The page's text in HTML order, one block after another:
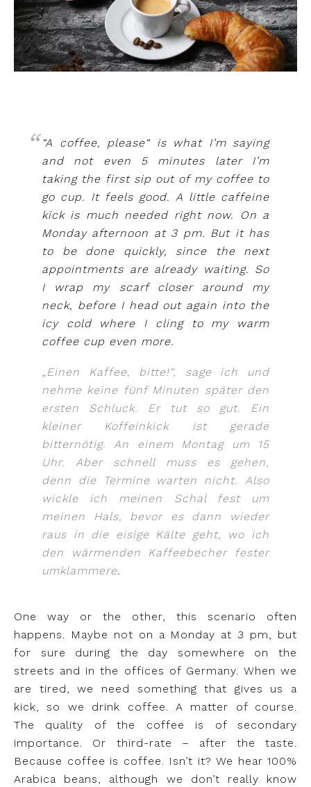
“A coffee, please“ is what I’m saying
and not even 5 minutes later I’m
taking the first sip out of my coffee to
go cup. It feels good. A little caffeine
kick is much needed right now. On a
Monday afternoon at 3 pm. But it has
to be done quickly, since the next
appointments are already waiting. So
I wrap my scarf closer around my
neck, before I head out again into the
icy cold where I cling to my warm
coffee cup even more.
„Einen Kaffee, bitte!“, sage ich und
nehme keine fünf Minuten später den
ersten Schluck. Er tut so gut. Ein
kleiner Koffeinkick ist gerade
bitternötig. An einem Montag um 15
Uhr. Aber schnell muss es gehen,
denn die Termine warten nicht. Also
wickle ich meinen Schal fest um
meinen Hals, bevor es dann wieder
raus in die eisige Kälte geht, wo ich
den wärmenden Kaffeebecher fester
umklammere.
One way or the other, this scenario often
happens. Maybe not on a Monday at 3 pm, but
for sure during the day somewhere on the
streets and in the offices of Germany. When we
are tired, we need something that gives us a
kick, so we drink coffee. A matter of course.
The quality of the coffee is of secondary
importance. Or third-rate – after the taste.
Because coffee is coffee. Isn’t it? We hear 100%
Arabica beans, although we don’t really know